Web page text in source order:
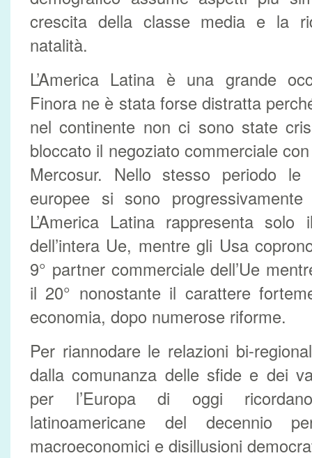
crescita della classe media e la
natalità.
L’America Latina è una grande
Finora ne è stata forse distratta
nel continente non ci sono state
bloccato il negoziato commerciale
Mercosur. Nello stesso periodo le
europee si sono
L’America Latina rappresenta
dell’intera Ue, mentre gli Usa
9° partner commerciale dell’Ue
il 20° nonostante il carattere
economia, dopo numerose riforme.
Per riannodare le relazioni bi-
dalla comunanza delle sfide e dei
per l’Europa di oggi
latinoamericane del decennio
macroeconomici e disillusioni